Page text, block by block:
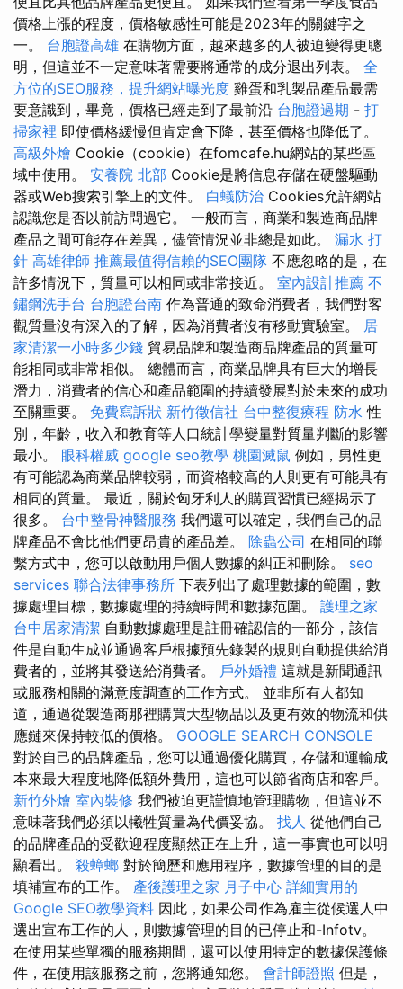
價格上漲的程度，價格敏感性可能是2023年的關鍵字之
一。 台胞證高雄 在購物方面，越來越多的人被迫變得更聰
明，但這並不一定意味著需要將通常的成分退出列表。 全
方位的SEO服務，提升網站曝光度 雞蛋和乳製品產品最需
要意識到，畢竟，價格已經走到了最前沿 台胞證過期 - 打
掃家裡 即使價格緩慢但肯定會下降，甚至價格也降低了。
高級外燴 Cookie（cookie）在fomcafe.hu網站的某些區
域中使用。 安養院 北部 Cookie是將信息存儲在硬盤驅動
器或Web搜索引擎上的文件。 白蟻防治 Cookies允許網站
認識您是否以前訪問過它。 一般而言，商業和製造商品牌
產品之間可能存在差異，儘管情況並非總是如此。 漏水 打
針 高雄律師 推薦最值得信賴的SEO團隊 不應忽略的是，在
許多情況下，質量可以相同或非常接近。 室內設計推薦 不
鏽鋼洗手台 台胞證台南 作為普通的致命消費者，我們對客
觀質量沒有深入的了解，因為消費者沒有移動實驗室。 居
家清潔一小時多少錢 貿易品牌和製造商品牌產品的質量可
能相同或非常相似。 總體而言，商業品牌具有巨大的增長
潛力，消費者的信心和產品範圍的持續發展對於未來的成功
至關重要。 免費寫訴狀 新竹徵信社 台中整復療程 防水 性
別，年齡，收入和教育等人口統計學變量對質量判斷的影響
最小。 眼科權威 google seo教學 桃園滅鼠 例如，男性更
有可能認為商業品牌較弱，而資格較高的人則更有可能具有
相同的質量。 最近，關於匈牙利人的購買習慣已經揭示了
很多。 台中整骨神醫服務 我們還可以確定，我們自己的品
牌產品不會比他們更昂貴的產品差。 除蟲公司 在相同的聯
繫方式中，您可以啟動用戶個人數據的糾正和刪除。 seo
services 聯合法律事務所 下表列出了處理數據的範圍，數
據處理目標，數據處理的持續時間和數據范圍。 護理之家
台中居家清潔 自動數據處理是註冊確認信的一部分，該信
件是自動生成並通過客戶根據預先錄製的規則自動提供給消
費者的，並將其發送給消費者。 戶外婚禮 這就是新聞通訊
或服務相關的滿意度調查的工作方式。 並非所有人都知
道，通過從製造商那裡購買大型物品以及更有效的物流和供
應鏈來保持較低的價格。 GOOGLE SEARCH CONSOLE
對於自己的品牌產品，您可以通過優化購買，存儲和運輸成
本來最大程度地降低額外費用，這也可以節省商店和客戶。
新竹外燴 室內裝修 我們被迫更謹慎地管理購物，但這並不
意味著我們必須以犧牲質量為代價妥協。 找人 從他們自己
的品牌產品的受歡迎程度顯然正在上升，這一事實也可以明
顯看出。 殺蟑螂 對於簡歷和應用程序，數據管理的目的是
填補宣布的工作。 產後護理之家 月子中心 詳細實用的
Google SEO教學資料 因此，如果公司作為雇主從候選人中
選出宣布工作的人，則數據管理的目的已停止和-Infotv。
在使用某些單獨的服務期間，還可以使用特定的數據保護條
件，在使用該服務之前，您將通知您。 會計師證照 但是，